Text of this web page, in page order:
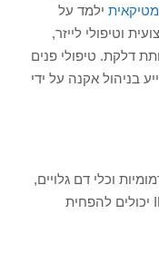
ילמד על
וטיפולי לייזר,
דלקת. טיפולי פנים
בניהול אקנה על ידי
וכלי דם גלויים,
בעיקר בפנים ואיך טיפולים כמו תרפיית IPL יכולים להפחית